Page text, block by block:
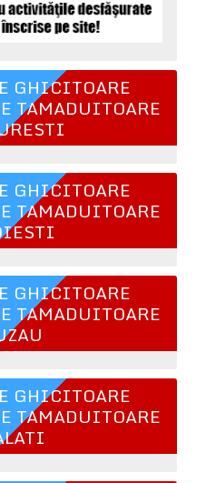
GHICITOARE
TAMADUITOARE
GHICITOARE
TAMADUITOARE
GHICITOARE
TAMADUITOARE
GHICITOARE
TAMADUITOARE